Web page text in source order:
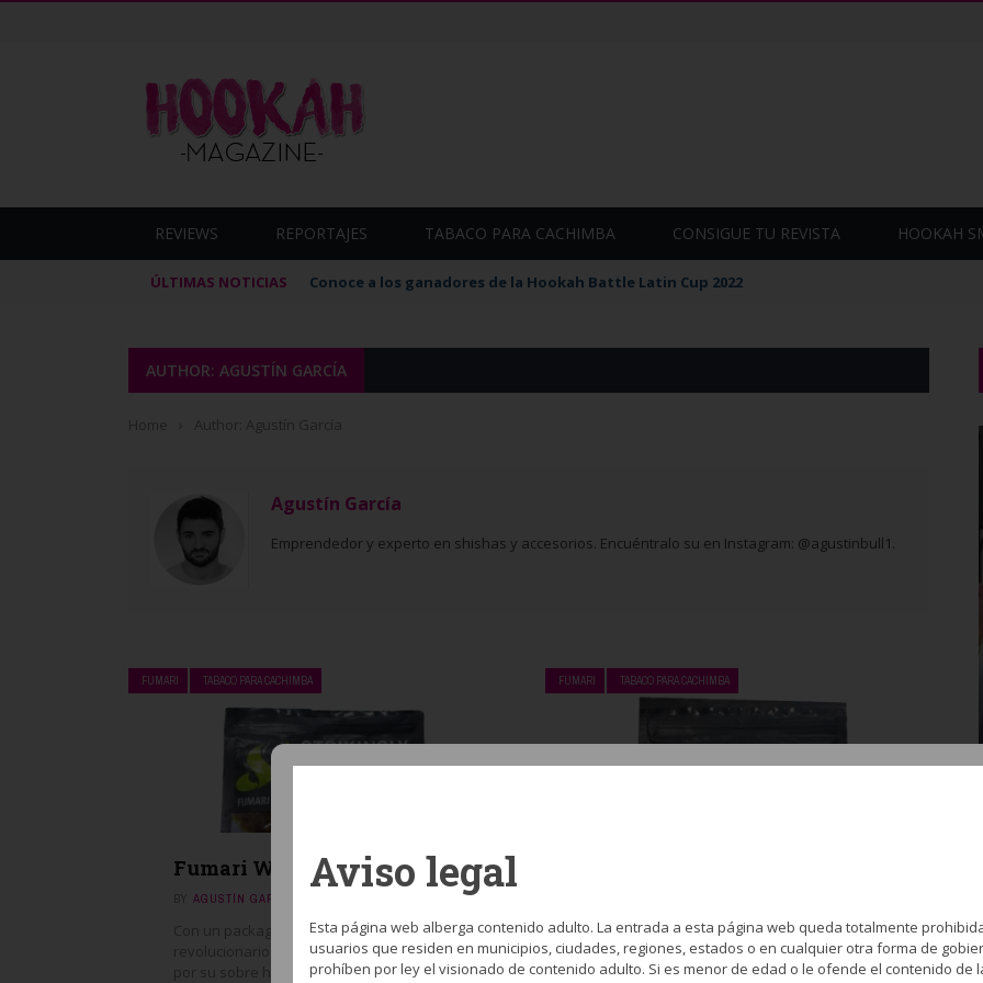
REVIEWS REPORTAJES TABACO PARA CACHIMBA CONSIGUE TU REVISTA HOOKAH
ÚLTIMAS NOTICIAS Conoce a los ganadores de la Hookah Battle Latin Cup 2022
AUTHOR: AGUSTÍN GARCÍA
Home Author: Agustín García
Agustín García
Emprendedor y experto en shishas y accesorios. Encuéntralo su en Instagram: @agustinbull1.
FUMARI TABACO PARA CACHIMBA
Fumari White Gummi
BY AGUSTÍN GARCÍA
Con un packaging que en su día fue
revolucionario en el mercado de la shisha,
por su sobre hermético que facilita el
FUMARI TABACO PARA CACHIMBA
Con un packaging que en su día fue
revolucionario en el mercado de la shisha,
por su sobre hermético que facilita el
Aviso legal
Esta página web alberga contenido adulto. La entrada a esta página web queda totalmente
usuarios que residen en municipios, ciudades, regiones, estados o en cualquier otra forma de
prohíben por ley el visionado de contenido adulto. Si es menor de edad o le ofende el contenido de